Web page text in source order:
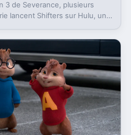
3 de Severance, plusieurs
lancent Shifters sur Hulu, un